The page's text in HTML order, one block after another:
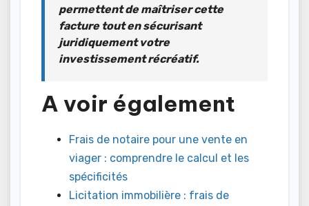
permettent de maîtriser cette
facture tout en sécurisant
juridiquement votre
investissement récréatif.
A voir également
Frais de notaire pour une vente en
viager : comprendre le calcul et les
spécificités
Licitation immobilière : frais de